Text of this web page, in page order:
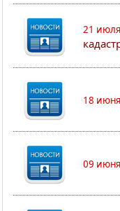
21
18
09